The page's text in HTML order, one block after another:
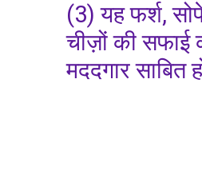
(3) यह फर्श,
चीज़ों की सफाई
मददगार साबित